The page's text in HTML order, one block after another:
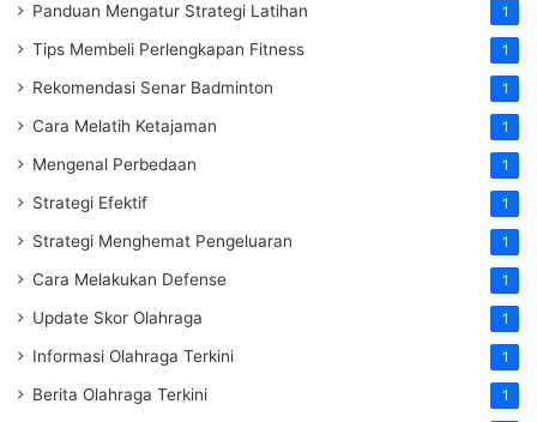
Panduan Mengatur Strategi Latihan 1
Tips Membeli Perlengkapan Fitness 1
Rekomendasi Senar Badminton 1
Cara Melatih Ketajaman 1
Mengenal Perbedaan 1
Strategi Efektif 1
Strategi Menghemat Pengeluaran 1
Cara Melakukan Defense 1
Update Skor Olahraga 1
Informasi Olahraga Terkini 1
Berita Olahraga Terkini 1